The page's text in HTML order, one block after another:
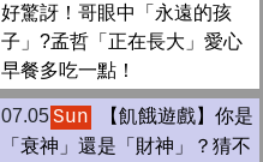
好驚訝！哥眼中「永遠的孩
子」?孟哲「正在長大」愛心
早餐多吃一點！
07.05Sun
【飢餓遊戲】你是
「衰神」還是「財神」？猜不